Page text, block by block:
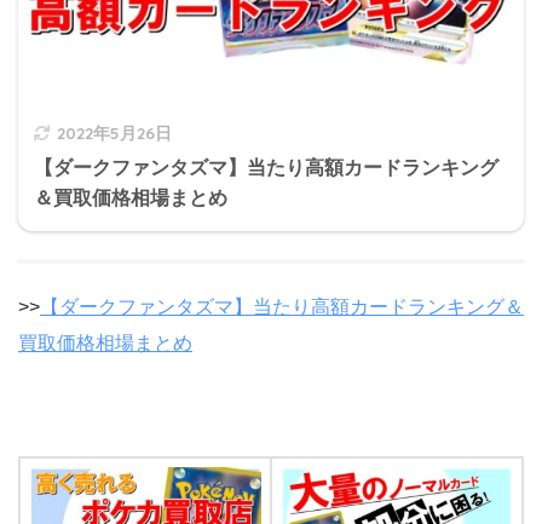
2022年5月26日
【ダークファンタズマ】当たり高額カードランキング
＆買取価格相場まとめ
>> 【ダークファンタズマ】当たり高額カードランキング＆
買取価格相場まとめ